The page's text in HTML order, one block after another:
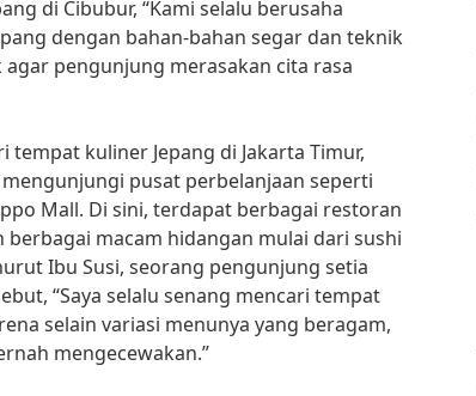
di Cibubur, “Kami selalu berusaha
dengan bahan-bahan segar dan teknik
pengunjung merasakan cita rasa
tempat kuliner Jepang di Jakarta Timur,
pusat perbelanjaan seperti
Mall. Di sini, terdapat berbagai restoran
berbagai macam hidangan mulai dari sushi
Ibu Susi, seorang pengunjung setia
“Saya selalu senang mencari tempat
selain variasi menunya yang beragam,
mengecewakan.”